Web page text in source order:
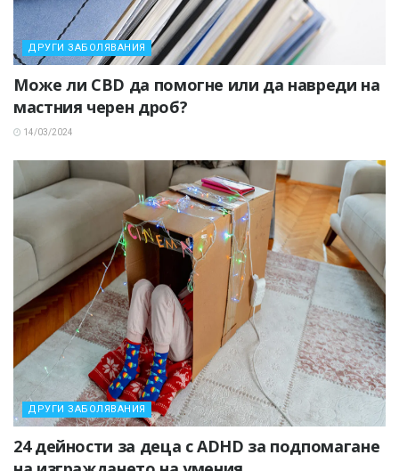
ДРУГИ ЗАБОЛЯВАНИЯ
Може ли CBD да помогне или да навреди на
мастния черен дроб?
14/03/2024
ДРУГИ ЗАБОЛЯВАНИЯ
24 дейности за деца с ADHD за подпомагане